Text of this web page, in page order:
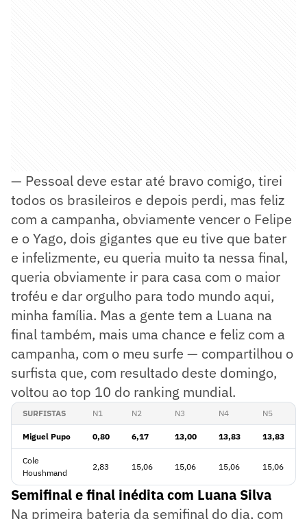
— Pessoal deve estar até bravo comigo, tirei
todos os brasileiros e depois perdi, mas feliz
com a campanha, obviamente vencer o Felipe
e o Yago, dois gigantes que eu tive que bater
e infelizmente, eu queria muito ta nessa final,
queria obviamente ir para casa com o maior
troféu e dar orgulho para todo mundo aqui,
minha família. Mas a gente tem a Luana na
final também, mais uma chance e feliz com a
campanha, com o meu surfe — compartilhou o
surfista que, com resultado deste domingo,
voltou ao top 10 do ranking mundial.
SURFISTAS N1 N2 N3 N4 N5
Miguel Pupo 0,80 6,17 13,00 13,83 13,83
Cole
Houshmand
2,83 15,06 15,06 15,06 15,06
Semifinal e final inédita com Luana Silva
Na primeira bateria da semifinal do dia, com